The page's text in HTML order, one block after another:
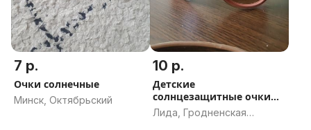
7 р.
Очки солнечные
Минск, Октябрьский
10 р.
Детские
солнцезащитные очки
для девочки
Лида, Гродненская